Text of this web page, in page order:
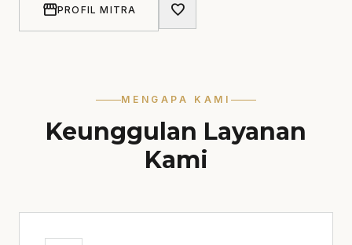
storefrontPROFIL MITRA favorite
MENGAPA KAMI
Keunggulan Layanan
Kami